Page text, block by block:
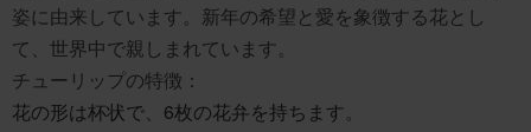
姿に由来しています。新年の希望と愛を象徴する花とし
て、世界中で親しまれています。
チューリップの特徴：
花の形は杯状で、6枚の花弁を持ちます。